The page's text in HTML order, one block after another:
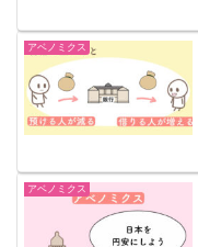
アベノミクス
アベノミクス